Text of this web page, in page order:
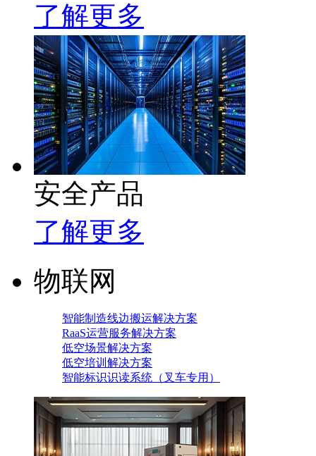
了解更多
安全产品
了解更多
物联网
智能制造线边搬运解决方案
RaaS运营服务解决方案
低空场景解决方案
低空培训解决方案
智能标识识读系统（叉车专用）